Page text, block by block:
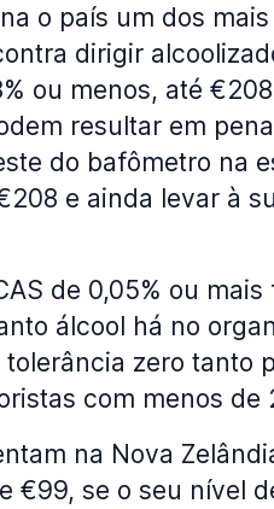
o país um dos
dirigir
ou menos, até
resultar em
do bafômetro na
e ainda levar à
de 0,05% ou mais
álcool há no
zero tanto
com menos de
na Nova
€99, se o seu nível